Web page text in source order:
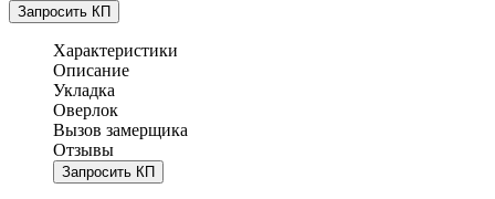
Запросить КП
Характеристики
Описание
Укладка
Оверлок
Вызов замерщика
Отзывы
Запросить КП